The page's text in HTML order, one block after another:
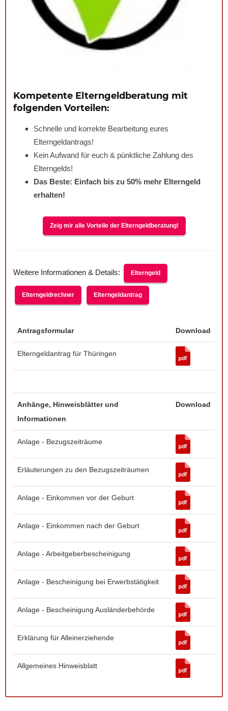
Kompetente Elterngeldberatung mit
folgenden Vorteilen:
Schnelle und korrekte Bearbeitung eures
Elterngeldantrags!
Kein Aufwand für euch & pünktliche Zahlung des
Elterngelds!
Das Beste: Einfach bis zu 50% mehr Elterngeld
erhalten!
Zeig mir alle Vorteile der Elterngeldberatung!
Weitere Informationen & Details: Elterngeld
Elterngeldrechner Elterngeldantrag
Antragsformular Download
Elterngeldantrag für Thüringen
Anhänge, Hinweisblätter und
Informationen
Download
Anlage - Bezugszeiträume
Erläuterungen zu den Bezugszeiträumen
Anlage - Einkommen vor der Geburt
Anlage - Einkommen nach der Geburt
Anlage - Arbeitgeberbescheinigung
Anlage - Bescheinigung bei Erwerbstätigkeit
Anlage - Bescheinigung Ausländerbehörde
Erklärung für Alleinerziehende
Allgemeines Hinweisblatt